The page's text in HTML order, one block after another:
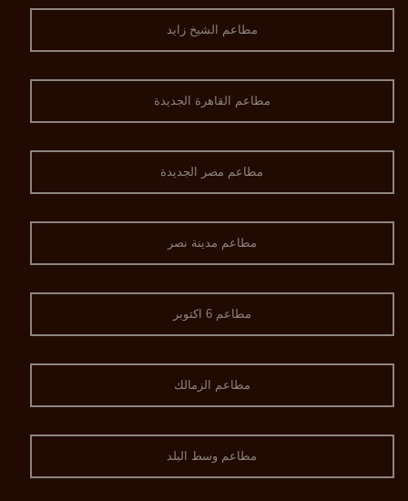
مطاعم الشيخ زايد
مطاعم القاهرة الجديدة
مطاعم مصر الجديدة
مطاعم مدينة نصر
مطاعم 6 اكتوبر
مطاعم الزمالك
مطاعم وسط البلد